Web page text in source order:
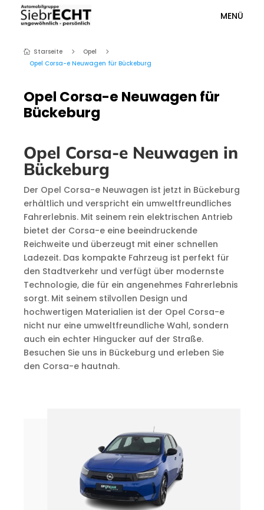
MENÜ
 Starseite 5 Opel
5
Opel Corsa-e Neuwagen für Bückeburg
Opel Corsa-e Neuwagen für
Bückeburg
Opel Corsa-e Neuwagen in
Bückeburg
Der Opel Corsa-e Neuwagen ist jetzt in Bückeburg
erhältlich und verspricht ein umweltfreundliches
Fahrerlebnis. Mit seinem rein elektrischen Antrieb
bietet der Corsa-e eine beeindruckende
Reichweite und überzeugt mit einer schnellen
Ladezeit. Das kompakte Fahrzeug ist perfekt für
den Stadtverkehr und verfügt über modernste
Technologie, die für ein angenehmes Fahrerlebnis
sorgt. Mit seinem stilvollen Design und
hochwertigen Materialien ist der Opel Corsa-e
nicht nur eine umweltfreundliche Wahl, sondern
auch ein echter Hingucker auf der Straße.
Besuchen Sie uns in Bückeburg und erleben Sie
den Corsa-e hautnah.